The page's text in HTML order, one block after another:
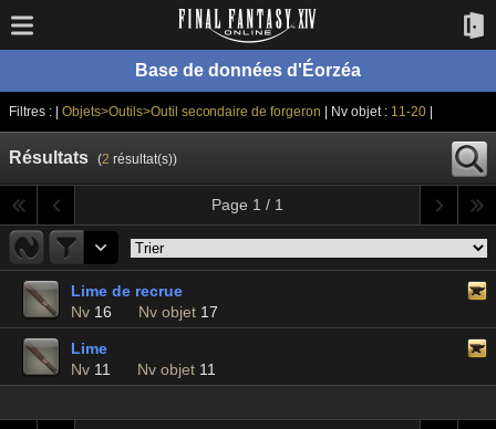
Base de données d'Éorzéa
Filtres : | Objets>Outils>Outil secondaire de forgeron | Nv objet : 11-20|
Résultats (2 résultat(s))
Page 1 / 1
Lime de recrue
Nv 16 Nv objet 17
Lime
Nv 11 Nv objet 11